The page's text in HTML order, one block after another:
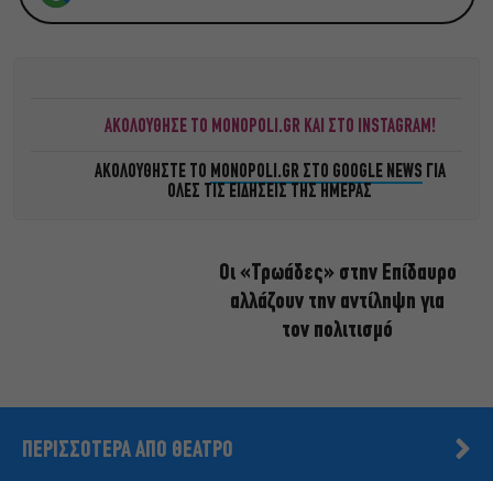
ΑΚΟΛΟΥΘΗΣΕ ΤΟ MONOPOLI.GR ΚΑΙ ΣΤΟ INSTAGRAM!
ΑΚΟΛΟΥΘΗΣΤΕ ΤΟ MONOPOLI.GR ΣΤΟ GOOGLE NEWS ΓΙΑ
ΟΛΕΣ ΤΙΣ ΕΙΔΗΣΕΙΣ ΤΗΣ ΗΜΕΡΑΣ
Οι «Τρωάδες» στην Επίδαυρο
αλλάζουν την αντίληψη για
τον πολιτισμό
ΠΕΡΙΣΣΟΤΕΡΑ ΑΠΟ ΘΕΑΤΡΟ